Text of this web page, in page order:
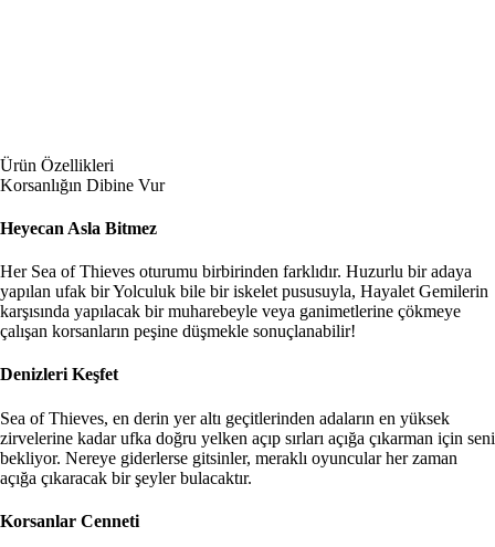
Ürün Özellikleri
Korsanlığın Dibine Vur
Heyecan Asla Bitmez
Her Sea of Thieves oturumu birbirinden farklıdır. Huzurlu bir adaya
yapılan ufak bir Yolculuk bile bir iskelet pususuyla, Hayalet Gemilerin
karşısında yapılacak bir muharebeyle veya ganimetlerine çökmeye
çalışan korsanların peşine düşmekle sonuçlanabilir!
Denizleri Keşfet
Sea of Thieves, en derin yer altı geçitlerinden adaların en yüksek
zirvelerine kadar ufka doğru yelken açıp sırları açığa çıkarman için seni
bekliyor. Nereye giderlerse gitsinler, meraklı oyuncular her zaman
açığa çıkaracak bir şeyler bulacaktır.
Korsanlar Cenneti